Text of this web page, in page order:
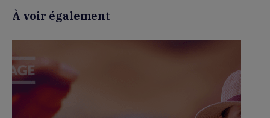
À voir également